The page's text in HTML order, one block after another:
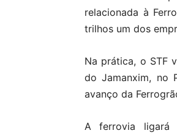
relacionada à
trilhos um dos
Na prática, o STF
do Jamanxim, no
avanço da
A ferrovia ligará